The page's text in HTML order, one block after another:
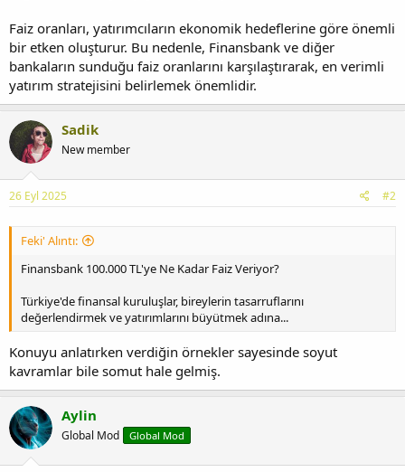
Faiz oranları, yatırımcıların ekonomik hedeflerine göre önemli
bir etken oluşturur. Bu nedenle, Finansbank ve diğer
bankaların sunduğu faiz oranlarını karşılaştırarak, en verimli
yatırım stratejisini belirlemek önemlidir.
Sadik
New member
26 Eyl 2025 #2
Feki' Alıntı:
Finansbank 100.000 TL'ye Ne Kadar Faiz Veriyor?
Türkiye'de finansal kuruluşlar, bireylerin tasarruflarını
değerlendirmek ve yatırımlarını büyütmek adına...
Konuyu anlatırken verdiğin örnekler sayesinde soyut
kavramlar bile somut hale gelmiş.
Aylin
Global Mod Global Mod